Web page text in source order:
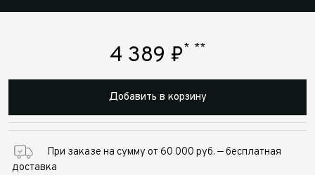
4 389 ₽* **
Добавить в корзину
При заказе на сумму от 60 000 руб. — бесплатная
доставка